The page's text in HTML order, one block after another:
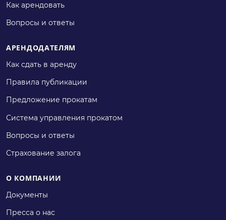
Как арендовать
Вопросы и ответы
АРЕНДОДАТЕЛЯМ
Как сдать в аренду
Правила публикации
Предложение прокатам
Система управления прокатом
Вопросы и ответы
Страхование залога
О КОМПАНИИ
Документы
Пресса о нас